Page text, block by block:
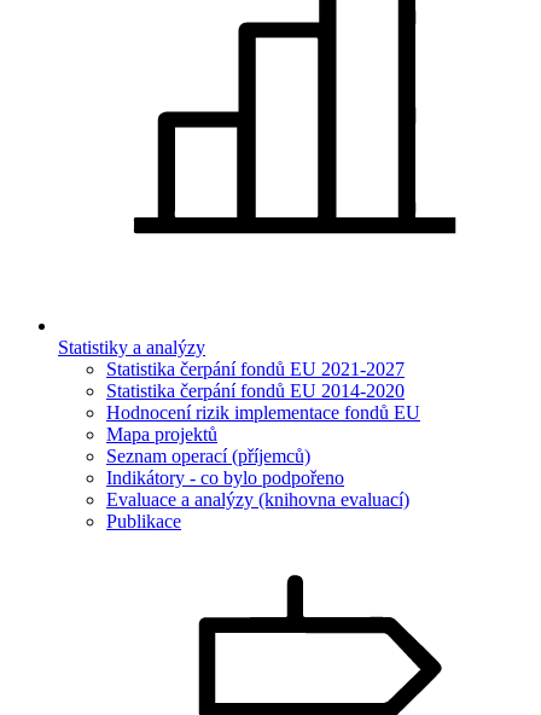
Statistiky a analýzy
Statistika čerpání fondů EU 2021-2027
Statistika čerpání fondů EU 2014-2020
Hodnocení rizik implementace fondů EU
Mapa projektů
Seznam operací (příjemců)
Indikátory - co bylo podpořeno
Evaluace a analýzy (knihovna evaluací)
Publikace